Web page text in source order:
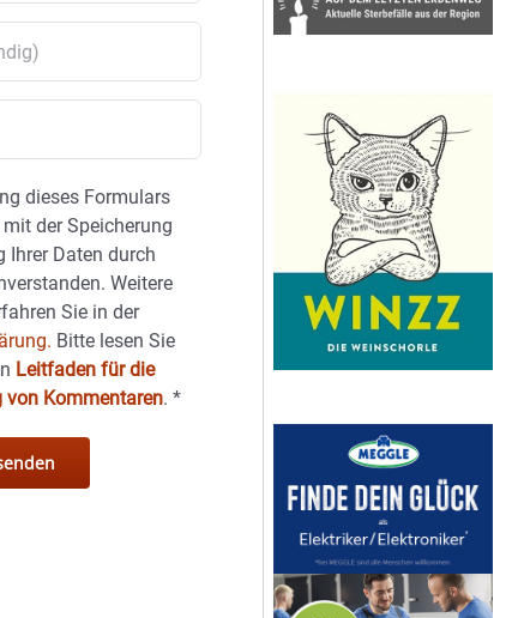
dieses Formulars
der Speicherung
Ihrer Daten durch
Weitere
Sie in der
Bitte lesen Sie
Leitfaden für die
Kommentaren.*